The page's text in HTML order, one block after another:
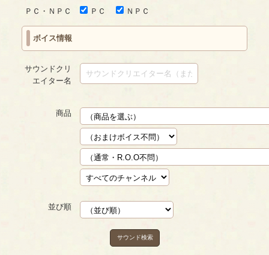
ＰＣ・ＮＰＣ ＰＣ ＮＰＣ
ボイス情報
サウンドクリ
エイター名
商品
並び順
サウンド検索